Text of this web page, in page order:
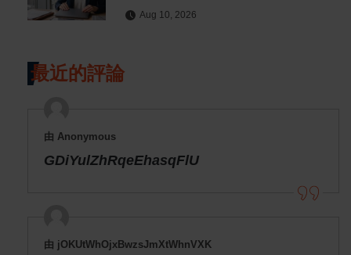
Aug 10, 2026
最近的評論
由 Anonymous
GDiYulZhRqeEhasqFlU
由 jOKUtWhOjxBwzsJmXtWhnVXK